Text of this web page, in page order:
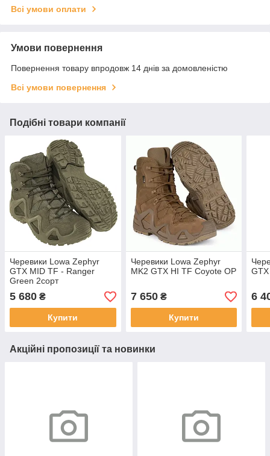
Всі умови оплати
Умови повернення
Повернення товару впродовж 14 днів за домовленістю
Всі умови повернення
Подібні товари компанії
Черевики Lowa Zephyr
GTX MID TF - Ranger
Green 2сорт
5 680 ₴
Купити
Черевики Lowa Zephyr
MK2 GTX HI TF Coyote OP
7 650₴
Купити
6
Акційні пропозиції та новинки